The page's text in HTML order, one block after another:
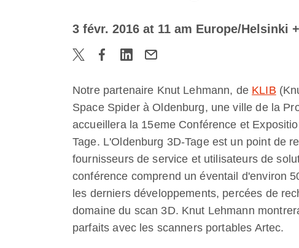
3 févr. 2016 at 11 am Europe/Helsinki
Notre partenaire Knut Lehmann, de KLIB
Space Spider à Oldenburg, une ville de la
accueillera la 15eme Conférence et
Tage. L'Oldenburg 3D-Tage est un point de
fournisseurs de service et utilisateurs de
conférence comprend un éventail d'environ
les derniers développements, percées de
domaine du scan 3D. Knut Lehmann
parfaits avec les scanners portables Artec.